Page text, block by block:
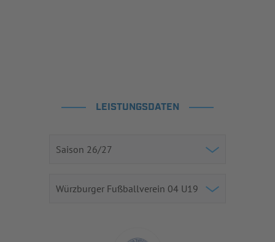
LEISTUNGSDATEN